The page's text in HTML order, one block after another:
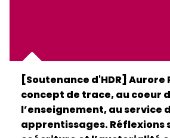
[Soutenance d'HDR] Aurore
concept de trace, au coeur
l’enseignement, au service
apprentissages. Réflexions